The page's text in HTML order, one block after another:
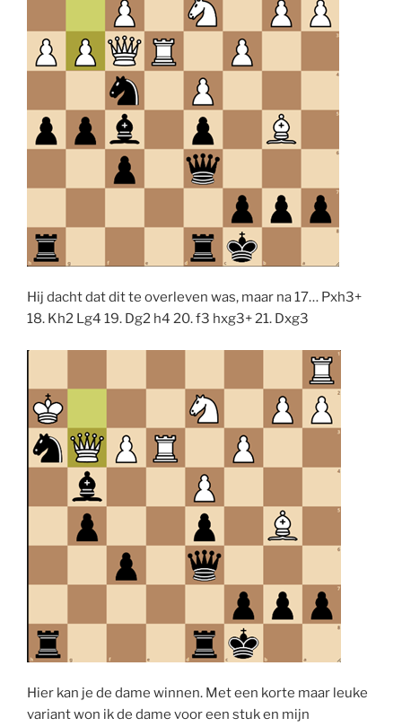
Hij dacht dat dit te overleven was, maar na 17… Pxh3+
18. Kh2 Lg4 19. Dg2 h4 20. f3 hxg3+ 21. Dxg3
Hier kan je de dame winnen. Met een korte maar leuke
variant won ik de dame voor een stuk en mijn